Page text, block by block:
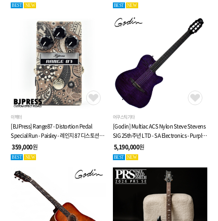
BEST NEW BEST NEW
이펙터
[BJPress] Range87 - Distortion Pedal
Special Run - Paisley - 레인지 87 디스토션
페달
359,000원
BEST NEW
어쿠스틱기타
[Godin] Multiac ACS Nylon Steve Stevens
SIG 25th주년 LTD - SA Electronics - Purple -
전자 클래식 기타 (053940)
5,190,000원
BEST NEW